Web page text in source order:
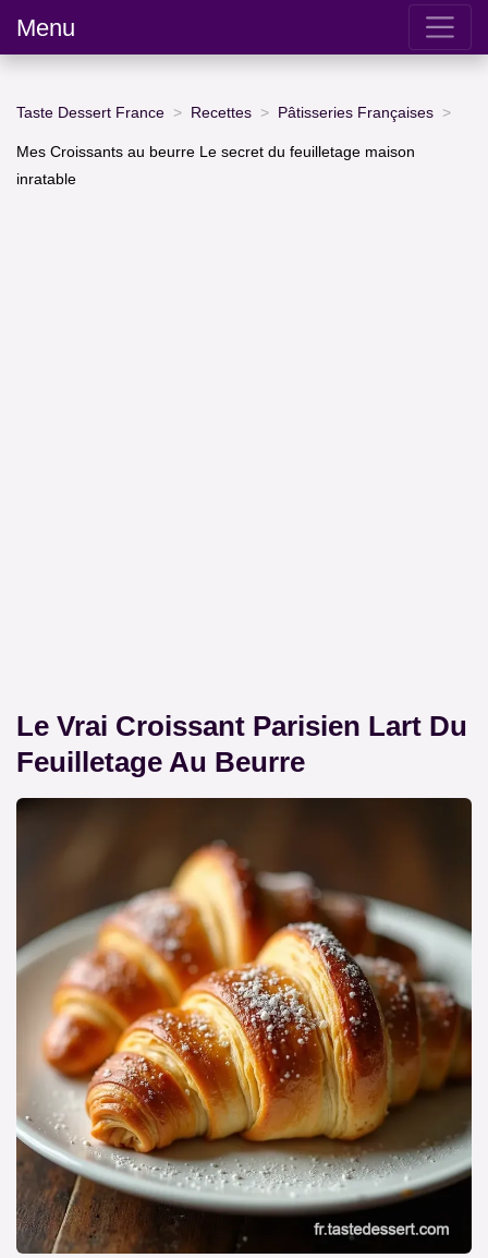
Menu
Taste Dessert France Recettes Pâtisseries Françaises
Mes Croissants au beurre Le secret du feuilletage maison
inratable
Le Vrai Croissant Parisien Lart Du
Feuilletage Au Beurre